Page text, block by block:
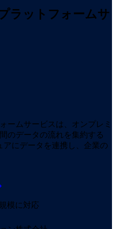
ラットフォームサ
ームサービスは、オンプレミ
のデータの流れを集約する
アにデータを連携し、企業の
模に対応